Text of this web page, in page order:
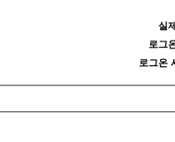
실
로그
로그온